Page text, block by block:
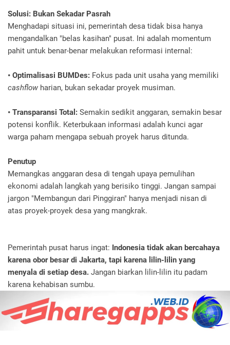
Solusi: Bukan Sekadar Pasrah
Menghadapi situasi ini, pemerintah desa tidak bisa hanya
mengandalkan "belas kasihan" pusat. Ini adalah momentum
pahit untuk benar-benar melakukan reformasi internal:
• Optimalisasi BUMDes: Fokus pada unit usaha yang memiliki
cashflow harian, bukan sekadar proyek musiman.
• Transparansi Total: Semakin sedikit anggaran, semakin besar
potensi konflik. Keterbukaan informasi adalah kunci agar
warga paham mengapa sebuah proyek harus ditunda.
Penutup
Memangkas anggaran desa di tengah upaya pemulihan
ekonomi adalah langkah yang berisiko tinggi. Jangan sampai
jargon "Membangun dari Pinggiran" hanya menjadi nisan di
atas proyek-proyek desa yang mangkrak.
Pemerintah pusat harus ingat: Indonesia tidak akan bercahaya
karena obor besar di Jakarta, tapi karena lilin-lilin yang
menyala di setiap desa. Jangan biarkan lilin-lilin itu padam
karena kehabisan sumbu.